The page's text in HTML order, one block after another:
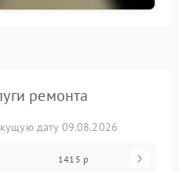
ремонта
дату 09.08.2026
1415 р